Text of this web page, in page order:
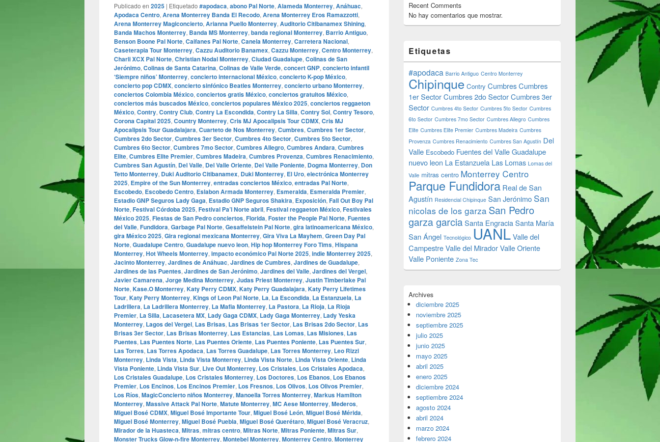
Publicado en 2025 | Etiquetado #apodaca, abono Pal Norte, Alameda Monterrey, Anáhuac,
Apodaca Centro, Arena Monterrey Banda El Recodo, Arena Monterrey Eros Ramazzotti,
Arena Monterrey Magiconcierto, Arianna Puello Monterrey, Auditorio Citibanamex Shining,
Banda Machos Monterrey, Banda MS Monterrey, banda regional Monterrey, Barrio Antiguo,
Benson Boone Pal Norte, Caifanes Pal Norte, Canela Monterrey, Carretera Nacional,
Caseterapia Tour Monterrey, Cazzu Auditorio Banamex, Cazzu Monterrey, Centro Monterrey,
Charli XCX Pal Norte, Christian Nodal Monterrey, Ciudad Guadalupe, Colinas de San
Jerónimo, Colinas de Santa Catarina, Colinas de Valle Verde, concert GNP, concierto infantil
‘Siempre niños’ Monterrey, concierto internacional México, concierto K-pop México,
concierto pop CDMX, concierto sinfónico Beatles Monterrey, concierto urbano Monterrey,
conciertos Colombia México, conciertos gratis México, conciertos gratuitos México,
conciertos más buscados México, conciertos populares México 2025, conciertos reggaeton
México, Contry, Contry Club, Contry La Escondida, Contry La Silla, Contry Sol, Contry Tesoro,
Corona Capital 2025, Country Monterrey, Cris MJ Apocalipsis Tour CDMX, Cris MJ
Apocalipsis Tour Guadalajara, Cuarteto de Nos Monterrey, Cumbres, Cumbres 1er Sector,
Cumbres 2do Sector, Cumbres 3er Sector, Cumbres 4to Sector, Cumbres 5to Sector,
Cumbres 6to Sector, Cumbres 7mo Sector, Cumbres Allegro, Cumbres Andara, Cumbres
Elite, Cumbres Elite Premier, Cumbres Madeira, Cumbres Provenza, Cumbres Renacimiento,
Cumbres San Agustín, Del Valle, Del Valle Oriente, Del Valle Poniente, Dogma Monterrey, Don
Tetto Monterrey, Duki Auditorio Citibanamex, Duki Monterrey, El Uro, electrónica Monterrey
2025, Empire of the Sun Monterrey, entradas conciertos México, entradas Pal Norte,
Escobedo, Escobedo Centro, Eslabon Armada Monterrey, Esmeralda, Esmeralda Premier,
Estadio GNP Seguros Lady Gaga, Estadio GNP Seguros Shakira, Exposición, Fall Out Boy Pal
Norte, Festival Córdoba 2025, Festival Pa’l Norte abril, Festival reggaeton México, Festivales
México 2025, Fiestas de San Pedro conciertos, Florida, Foster the People Pal Norte, Fuentes
del Valle, Fundidora, Garbage Pal Norte, Gesaffelstein Pal Norte, gira latinoamericana México,
gira México 2025, Gira regional mexicana Monterrey, Gira Viva La Mayhem, Green Day Pal
Norte, Guadalupe Centro, Guadalupe nuevo leon, Hip hop Monterrey Foro Tims, Hispana
Monterrey, Hot Wheels Monterrey, impacto económico Pal Norte 2025, indie Monterrey 2025,
Jacinto Monterrey, Jardines de Anáhuac, Jardines de Cumbres, Jardines de Guadalupe,
Jardines de las Puentes, Jardines de San Jerónimo, Jardines del Valle, Jardines del Vergel,
Javier Camarena, Jorge Medina Monterrey, Judas Priest Monterrey, Justin Timberlake Pal
Norte, Kase.O Monterrey, Katy Perry CDMX, Katy Perry Guadalajara, Katy Perry Lifetimes
Tour, Katy Perry Monterrey, Kings of Leon Pal Norte, La, La Escondida, La Estanzuela, La
Ladrillera, La Ladrillera Monterrey, La Mafia Monterrey, La Pastora, La Rioja, La Rioja
Premier, La Silla, Lacasetera MX, Lady Gaga CDMX, Lady Gaga Monterrey, Lady Yeska
Monterrey, Lagos del Vergel, Las Brisas, Las Brisas 1er Sector, Las Brisas 2do Sector, Las
Brisas 3er Sector, Las Brisas Monterrey, Las Estancias, Las Lomas, Las Misiones, Las
Puentes, Las Puentes Norte, Las Puentes Oriente, Las Puentes Poniente, Las Puentes Sur,
Las Torres, Las Torres Apodaca, Las Torres Guadalupe, Las Torres Monterrey, Leo Rizzi
Monterrey, Linda Vista, Linda Vista Monterrey, Linda Vista Norte, Linda Vista Oriente, Linda
Vista Poniente, Linda Vista Sur, Live Out Monterrey, Los Cristales, Los Cristales Apodaca,
Los Cristales Guadalupe, Los Cristales Monterrey, Los Doctores, Los Ebanos, Los Ebanos
Premier, Los Encinos, Los Encinos Premier, Los Fresnos, Los Olivos, Los Olivos Premier,
Los Ríos, MagicConcierto niños Monterrey, Manoella Torres Monterrey, Markus Hamilton
Monterrey, Massive Attack Pal Norte, Matute Monterrey, MC Aese Monterrey, Mederos,
Miguel Bosé CDMX, Miguel Bosé Importante Tour, Miguel Bosé León, Miguel Bosé Mérida,
Miguel Bosé Monterrey, Miguel Bosé Puebla, Miguel Bosé Querétaro, Miguel Bosé Veracruz,
Mirador de la Huasteca, Mitras, mitras centro, Mitras Norte, Mitras Poniente, Mitras Sur,
Monster Trucks Glow-n-fire Monterrey, Montebel Monterrey, Monterrey Centro, Monterrey
Recent Comments
No hay comentarios que mostrar.
Etiquetas
#apodaca Barrio Antiguo Centro Monterrey
Chipinque Contry CumbresCumbres
1er SectorCumbres 2do SectorCumbres 3er
Sector Cumbres 4to Sector Cumbres 5to Sector Cumbres
6to Sector Cumbres 7mo Sector Cumbres Allegro Cumbres
Elite Cumbres Elite Premier Cumbres Madeira Cumbres
Provenza Cumbres Renacimiento Cumbres San Agustín Del
Valle Escobedo Fuentes del ValleGuadalupe
nuevo leon La Estanzuela Las Lomas Lomas del
Valle mitras centro Monterrey Centro
Parque Fundidora Real de San
Agustín Residencial Chipinque San Jerónimo San
nicolas de los garza San Pedro
garza garciaSanta EngraciaSanta María
San Ángel Tecnológico UANLValle del
CampestreValle del MiradorValle Oriente
Valle Poniente Zona Tec
Archives
diciembre 2025
noviembre 2025
septiembre 2025
julio 2025
junio 2025
mayo 2025
abril 2025
enero 2025
diciembre 2024
septiembre 2024
agosto 2024
abril 2024
marzo 2024
febrero 2024